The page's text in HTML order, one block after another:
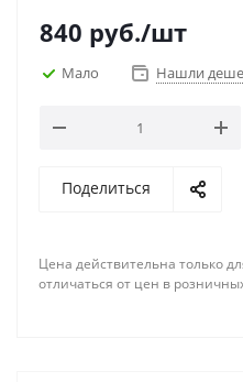
840 руб./шт
Мало Нашли
Поделиться
Цена действительна только
отличаться от цен в